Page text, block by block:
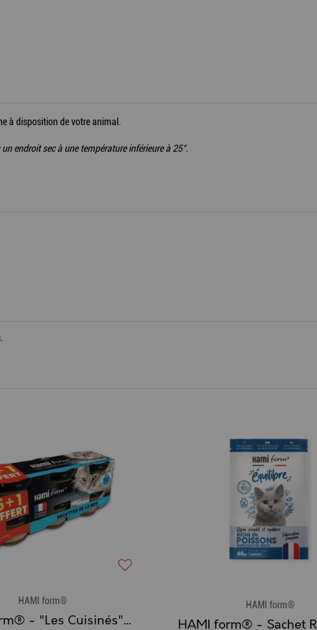
à disposition de votre animal.
endroit sec à une température inférieure à 25°.
HAMI form®
HAMI form® - "Les Cuisinés" - Pack de recette de la mer x 6
HAMI form®